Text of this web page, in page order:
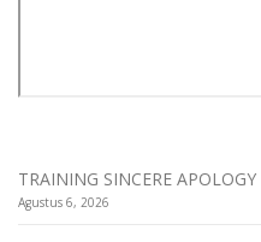
TRAINING SINCERE
Agustus 6, 2026